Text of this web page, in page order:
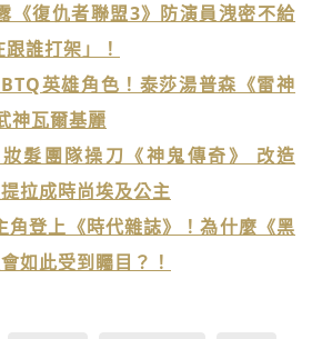
《復仇者聯盟3》防演員洩密不給
誰打架」！
英雄角色！泰莎湯普森《雷神
神瓦爾基麗
妝髮團隊操刀《神鬼傳奇》 改造
拉成時尚埃及公主
角登上《時代雜誌》！為什麼《黑
如此受到矚目？！